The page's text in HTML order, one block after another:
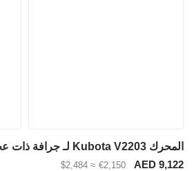
المحرك Kubota V2203 لـ جرافة ذات عجلات Kubota R 520
AED 9,122
€2,150
≈ $2,484